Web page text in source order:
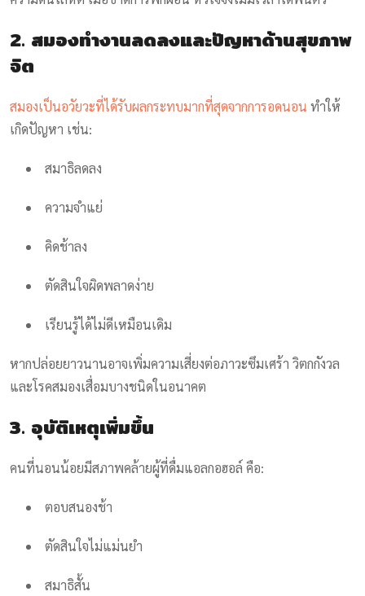
2. สมองทำงานลดลงและปัญหาด้านสุขภาพ
จิต
สมองเป็นอวัยวะที่ได้รับผลกระทบมากที่สุดจากการอดนอน ทำให้
เกิดปัญหา เช่น:
สมาธิลดลง
ความจำแย่
คิดช้าลง
ตัดสินใจผิดพลาดง่าย
เรียนรู้ได้ไม่ดีเหมือนเดิม
หากปล่อยยาวนานอาจเพิ่มความเสี่ยงต่อภาวะซึมเศร้า วิตกกังวล
และโรคสมองเสื่อมบางชนิดในอนาคต
3. อุบัติเหตุเพิ่มขึ้น
คนที่นอนน้อยมีสภาพคล้ายผู้ที่ดื่มแอลกอฮอล์ คือ:
ตอบสนองช้า
ตัดสินใจไม่แม่นยำ
สมาธิสั้น